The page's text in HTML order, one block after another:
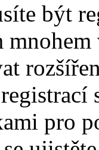
být
pro